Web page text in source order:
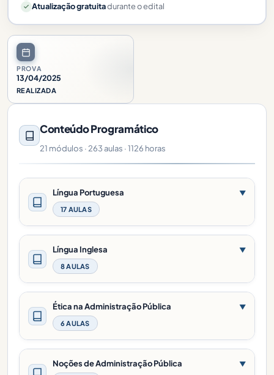
PROVA
13/04/2025
REALIZADA
Conteúdo Programático
21 módulos · 263 aulas · 1126 horas
Língua Portuguesa
17 AULAS
▼
Língua Inglesa
8 AULAS
▼
Ética na Administração Pública
6 AULAS
▼
Noções de Administração Pública ▼
Atualização gratuitadurante o edital